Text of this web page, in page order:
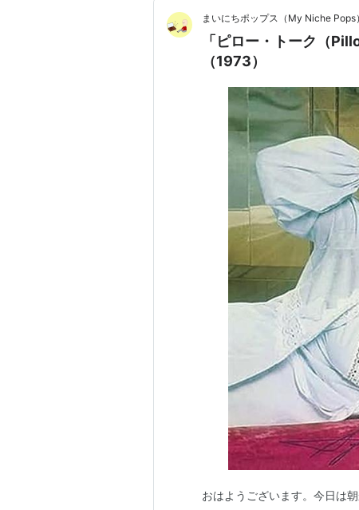
まいにちポップス（My Niche Pops）
「ピロー・トーク（
（1973）
おはようございます。今日は